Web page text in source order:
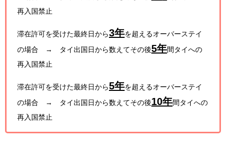
再入国禁止
滞在許可を受けた最終日から3年を超えるオーバーステイ
の場合 → タイ出国日から数えてその後5年間タイへの
再入国禁止
滞在許可を受けた最終日から5年を超えるオーバーステイ
の場合 → タイ出国日から数えてその後10年間タイへの
再入国禁止